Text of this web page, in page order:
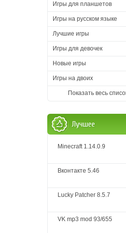
Игры для планшетов
Игры на русском языке
Лучшие игры
Игры для девочек
Новые игры
Игры на двоих
Показать весь
Лучшее
Minecraft 1.14.0.9
Вконтакте 5.46
Lucky Patcher 8.5.7
VK mp3 mod 93/655